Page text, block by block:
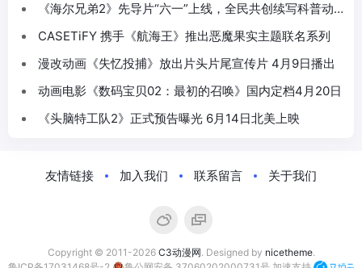
《海尔兄弟2》先导片“六一”上线，全民共创续写科普动
CASETiFY 携手《航海王》推出恶魔果实主题联名系列
漫改动画《失忆投捕》放出片头片尾宣传片 4月9日播出
动画电影《数码宝贝02：最初的召唤》国内定档4月20日
《头脑特工队2》正式预告曝光 6月14日北美上映
友情链接 加入我们 联系留言 关于我们
Copyright © 2011-2026 C3动漫网. Designed by nicetheme.